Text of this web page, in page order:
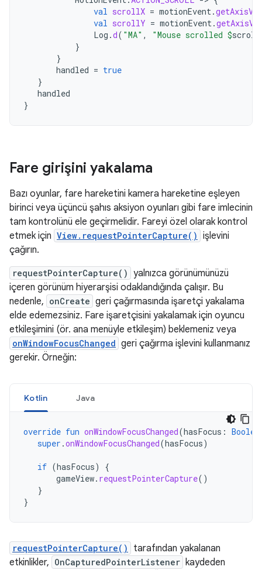
val scrollX = motionEvent.
val scrollY = motionEvent.
Log .d( "MA" , "Mouse scrolled $
}
}
handled = true
}
handled
}
Fare girişini yakalama
Bazı oyunlar, fare hareketini kamera hareketine eşleyen
birinci veya üçüncü şahıs aksiyon oyunları gibi fare imlecinin
tam kontrolünü ele geçirmelidir. Fareyi özel olarak kontrol
etmek için View.requestPointerCapture() işlevini
çağırın.
requestPointerCapture() yalnızca görünümünüzü
içeren görünüm hiyerarşisi odaklandığında çalışır. Bu
nedenle, onCreate geri çağırmasında işaretçi yakalama
elde edemezsiniz. Fare işaretçisini yakalamak için oyuncu
etkileşimini (ör. ana menüyle etkileşim) beklemeniz veya
onWindowFocusChanged geri çağırma işlevini kullanmanız
gerekir. Örneğin:
Kotlin Java
override fun onWindowFocusChanged(hasFocus :
super .onWindowFocusChanged(hasFocus)
if (hasFocus)
{
gameView. requestPointerCapture()
}
}
requestPointerCapture()
tarafından yakalanan
etkinlikler, OnCapturedPointerListener kaydeden